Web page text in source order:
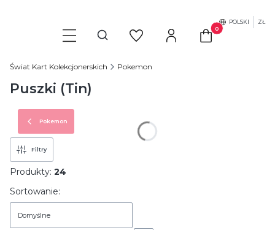
POLSKI ZŁ
Otwórz wyszukiwarkę Produkty w
Świat Kart Kolekcjonerskich Pokemon
Puszki (Tin)
Pokemon
Filtry
Produkty: 24
Lista produktów
Sortowanie:
Domyślne